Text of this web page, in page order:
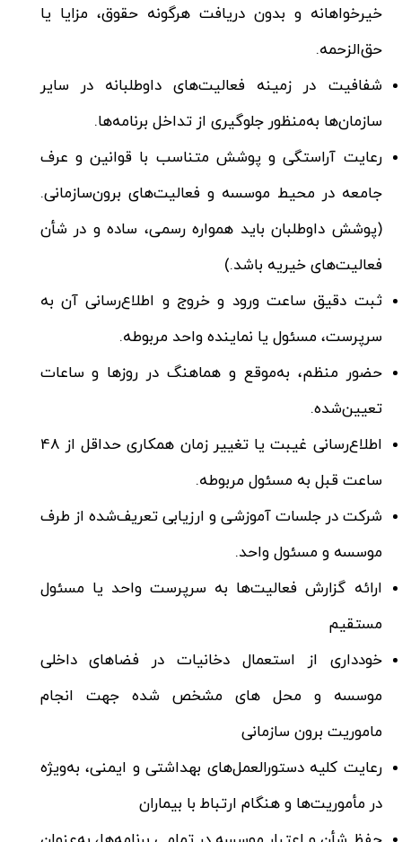
خیرخواهانه و بدون دریافت هرگونه حقوق، مزایا یا
حق‌الزحمه.
شفافیت در زمینه فعالیت‌های داوطلبانه در سایر
سازمان‌ها به‌منظور جلوگیری از تداخل برنامه‌ها.
رعایت آراستگی و پوشش متناسب با قوانین و عرف
جامعه در محیط موسسه و فعالیت‌های برون‌سازمانی.
(پوشش داوطلبان باید همواره رسمی، ساده و در شأن
فعالیت‌های خیریه باشد.)
ثبت دقیق ساعت ورود و خروج و اطلاع‌رسانی آن به
سرپرست، مسئول یا نماینده واحد مربوطه.
حضور منظم، به‌موقع و هماهنگ در روزها و ساعات
تعیین‌شده.
اطلاع‌رسانی غیبت یا تغییر زمان همکاری حداقل از 48
ساعت قبل به مسئول مربوطه.
شرکت در جلسات آموزشی و ارزیابی تعریف‌شده از طرف
موسسه و مسئول واحد.
ارائه گزارش فعالیت‌ها به سرپرست واحد یا مسئول
مستقیم
خودداری از استعمال دخانیات در فضاهای داخلی
موسسه و محل های مشخص شده جهت انجام
ماموریت برون سازمانی
رعایت کلیه دستورالعمل‌های بهداشتی و ایمنی، به‌ویژه
در مأموریت‌ها و هنگام ارتباط با بیماران